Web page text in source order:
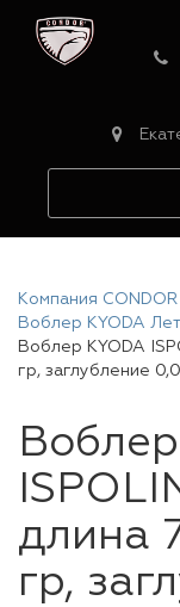
Компания CONDOR
Воблер KYODA
Воблер KYODA
гр, заглубление
длина
гр,